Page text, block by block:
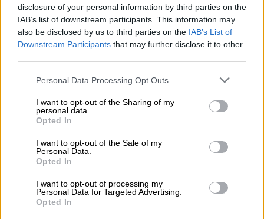
disclosure of your personal information by third parties on the
IAB’s list of downstream participants. This information may
also be disclosed by us to third parties on the IAB’s List of
Downstream Participants that may further disclose it to other
Please note that this website/app uses one or more Google
not limited to your visit or usage behaviour. You may click to
grant or deny consent to Google and its third-party tags to
use your data for below specified purposes in below Google
consent section.
Personal Data Processing Opt Outs
I want to opt-out of the Sharing of my
personal data.
Opted In
I want to opt-out of the Sale of my
Personal Data.
Opted In
I want to opt-out of processing my
Personal Data for Targeted Advertising.
Opted In
Κόσμος|16.04.2026 06:45
Απειλές από το Ιράν: Θα βυθίσουμε
πολεμικά πλοία των ΗΠΑ στα Στενά
του Ορμούζ
Το Ιράν και οι Ηνωμένες Πολιτείες
καταγράψει κάποια πρόοδο στην πορεία
προς ενδεχόμενη συμφωνία για τον
τερματισμό των εχθροπραξιών
υψηλόβαθμος αξιωματούχος του Ιράν, αλλά
υπάρχει μεγάλη διάσταση θέσεων ανάμεσα